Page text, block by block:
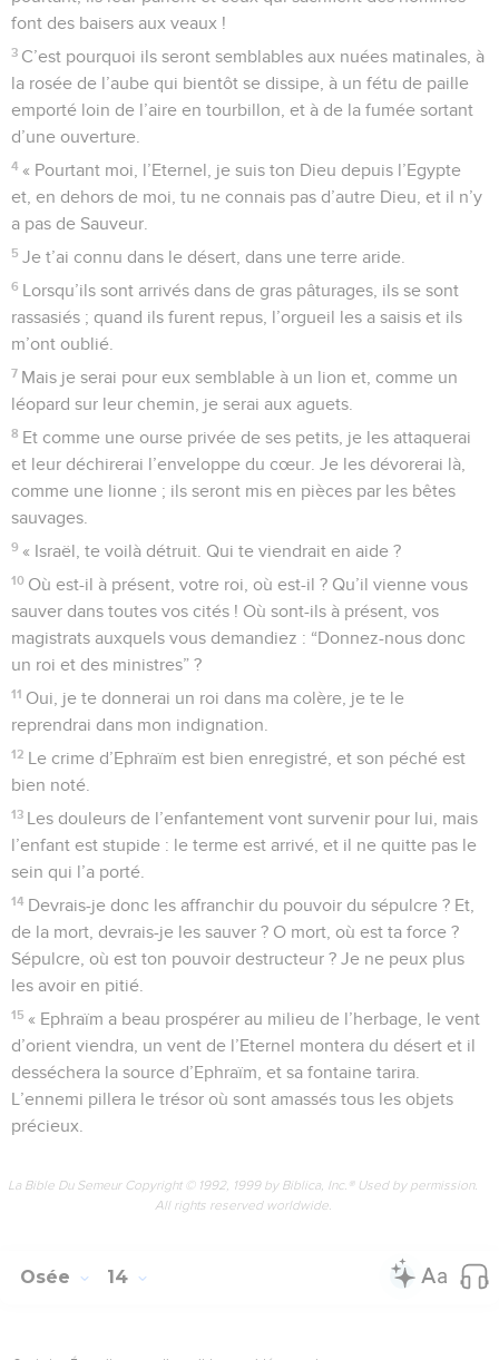
font des baisers aux veaux !
3 C’est pourquoi ils seront semblables aux nuées matinales, à
la rosée de l’aube qui bientôt se dissipe, à un fétu de paille
emporté loin de l’aire en tourbillon, et à de la fumée sortant
d’une ouverture.
4 « Pourtant moi, l’Eternel, je suis ton Dieu depuis l’Egypte
et, en dehors de moi, tu ne connais pas d’autre Dieu, et il n’y
a pas de Sauveur.
5 Je t’ai connu dans le désert, dans une terre aride.
6 Lorsqu’ils sont arrivés dans de gras pâturages, ils se sont
rassasiés ; quand ils furent repus, l’orgueil les a saisis et ils
m’ont oublié.
7 Mais je serai pour eux semblable à un lion et, comme un
léopard sur leur chemin, je serai aux aguets.
8 Et comme une ourse privée de ses petits, je les attaquerai
et leur déchirerai l’enveloppe du cœur. Je les dévorerai là,
comme une lionne ; ils seront mis en pièces par les bêtes
sauvages.
9 « Israël, te voilà détruit. Qui te viendrait en aide ?
10 Où est-il à présent, votre roi, où est-il ? Qu’il vienne vous
sauver dans toutes vos cités ! Où sont-ils à présent, vos
magistrats auxquels vous demandiez : “Donnez-nous donc
un roi et des ministres” ?
11 Oui, je te donnerai un roi dans ma colère, je te le
reprendrai dans mon indignation.
12 Le crime d’Ephraïm est bien enregistré, et son péché est
bien noté.
13 Les douleurs de l’enfantement vont survenir pour lui, mais
l’enfant est stupide : le terme est arrivé, et il ne quitte pas le
sein qui l’a porté.
14 Devrais-je donc les affranchir du pouvoir du sépulcre ? Et,
de la mort, devrais-je les sauver ? O mort, où est ta force ?
Sépulcre, où est ton pouvoir destructeur ? Je ne peux plus
les avoir en pitié.
15 « Ephraïm a beau prospérer au milieu de l’herbage, le vent
d’orient viendra, un vent de l’Eternel montera du désert et il
desséchera la source d’Ephraïm, et sa fontaine tarira.
L’ennemi pillera le trésor où sont amassés tous les objets
précieux.
La Bible Du Semeur Copyright © 1992, 1999 by Biblica, Inc.® Used by permission.
All rights reserved worldwide.
Osée 14